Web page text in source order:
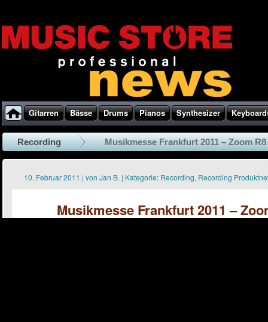
Gitarren Bässe Drums Pianos Synthesizer
Recording Musikmesse Frankfurt 2011 – Zoom
10. Februar 2011 | von Jan B. | Kategorie: Recording, Recording
Musikmesse Frankfurt 2011 –